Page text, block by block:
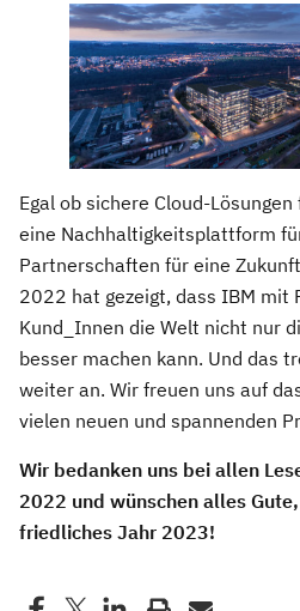
Egal ob sichere Cloud-
eine Nachhaltigkeitsplattform
Partnerschaften für eine
2022 hat gezeigt, dass IBM mit
Kund_Innen die Welt nicht nur
besser machen kann. Und das
weiter an. Wir freuen uns auf
vielen neuen und spannenden
Wir bedanken uns bei allen
2022 und wünschen alles
friedliches Jahr 2023!